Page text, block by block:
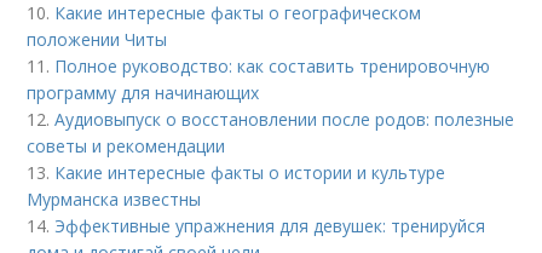
10. Какие интересные факты о географическом
положении Читы
11. Полное руководство: как составить тренировочную
программу для начинающих
12.Аудиовыпуск о восстановлении после родов: полезные
советы и рекомендации
13. Какие интересные факты о истории и культуре
Мурманска известны
14. Эффективные упражнения для девушек: тренируйся